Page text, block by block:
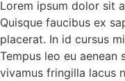
Lorem ipsum dolor sit
Quisque faucibus ex
placerat. In id cursus
Tempus leo eu aenean
vivamus fringilla lacus